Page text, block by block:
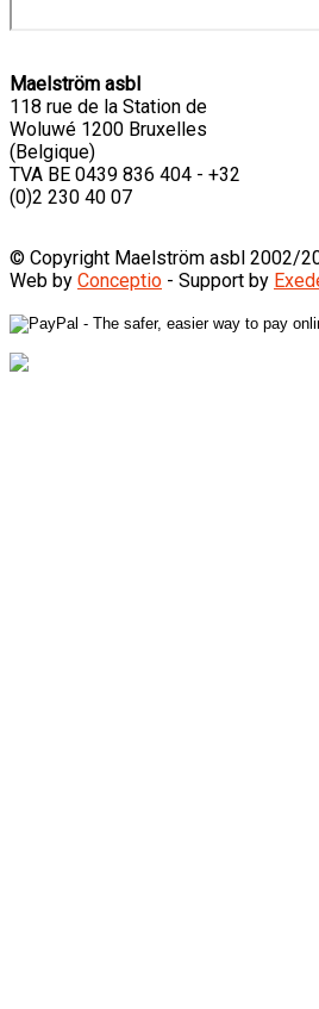
Maelström asbl
118 rue de la Station de
Woluwé 1200 Bruxelles
(Belgique)
TVA BE 0439 836 404 - +32
(0)2 230 40 07
© Copyright Maelström asbl 2002/
Web by Conceptio - Support by